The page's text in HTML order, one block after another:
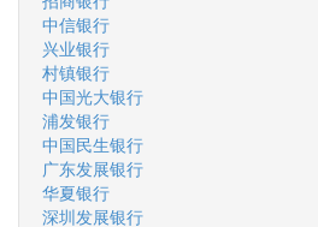
中信银行
兴业银行
村镇银行
中国光大银行
浦发银行
中国民生银行
广东发展银行
华夏银行
深圳发展银行